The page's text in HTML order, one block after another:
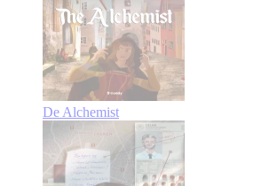
De Alchemist